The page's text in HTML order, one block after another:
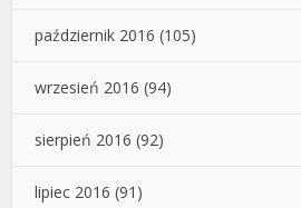
październik 2016 (105)
wrzesień 2016 (94)
sierpień 2016 (92)
lipiec 2016 (91)